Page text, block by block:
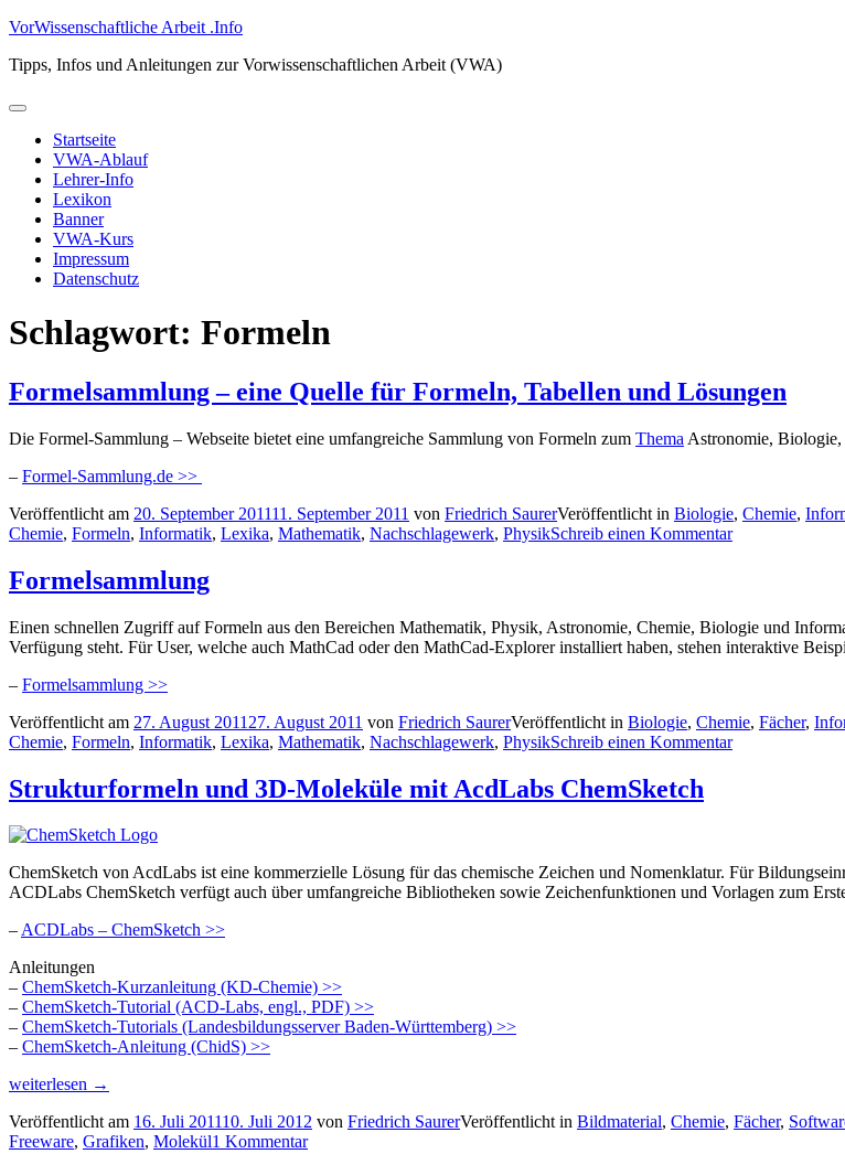
Zum
springen
VorWissenschaftliche Arbeit .Info
Tipps, Infos und Anleitungen zur Vorwissenschaftlichen Arbeit (VWA)
Primäres
Startseite
VWA-Ablauf
Lehrer-Info
Lexikon
Banner
VWA-Kurs
Impressum
Datenschutz
Schlagwort: Formeln
Formelsammlung – eine Quelle für Formeln, Tabellen und Lösungen
Die Formel-Sammlung – Webseite bietet eine umfangreiche Sammlung von Formeln zum Thema Astronomie,
– Formel-Sammlung.de >>
Veröffentlicht am 20. September 201111. September 2011 von Friedrich SaurerVeröffentlicht in Biologie, Chemie,
Chemie, Formeln, Informatik, Lexika, Mathematik, Nachschlagewerk, PhysikSchreib einen Kommentar
Formelsammlung
Einen schnellen Zugriff auf Formeln aus den Bereichen Mathematik, Physik, Astronomie, Chemie, Biologie und
Verfügung steht. Für User, welche auch MathCad oder den MathCad-Explorer installiert haben, stehen interaktive
– Formelsammlung >>
Veröffentlicht am 27. August 2011 27. August 2011 von Friedrich SaurerVeröffentlicht in Biologie, Chemie, Fächer,
Chemie, Formeln, Informatik, Lexika, Mathematik, Nachschlagewerk, PhysikSchreib einen Kommentar
Strukturformeln und 3D-Moleküle mit AcdLabs ChemSketch
ChemSketch von AcdLabs ist eine kommerzielle Lösung für das chemische Zeichen und Nomenklatur. Für
ACDLabs ChemSketch verfügt auch über umfangreiche Bibliotheken sowie Zeichenfunktionen und Vorlagen zum
–ACDLabs – ChemSketch >>
Anleitungen
– ChemSketch-Kurzanleitung (KD-Chemie) >>
– ChemSketch-Tutorial (ACD-Labs, engl., PDF) >>
– ChemSketch-Tutorials (Landesbildungsserver Baden-Württemberg) >>
– ChemSketch-Anleitung (ChidS) >>
„Strukturformeln
3D-
Moleküle
weiterlesen →
Veröffentlicht am 16. Juli 201110. Juli 2012 von Friedrich SaurerVeröffentlicht in Bildmaterial, Chemie, Fächer,
Freeware, Grafiken, Molekül1 Kommentar